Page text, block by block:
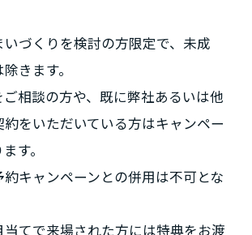
づくりを検討の方限定で、未成
きます。
相談の方や、既に弊社あるいは他
をいただいている方はキャンペー
す。
キャンペーンとの併用は不可とな
てで来場された方には特典をお渡